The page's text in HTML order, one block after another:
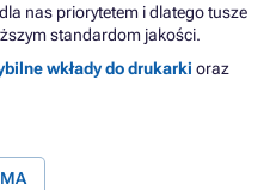
nas priorytetem i dlatego tusze
standardom jakości.
wkłady do drukarki oraz